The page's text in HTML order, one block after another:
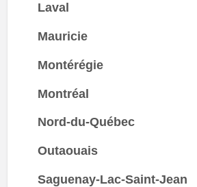
Laval
Mauricie
Montérégie
Montréal
Nord-du-Québec
Outaouais
Saguenay-Lac-Saint-Jean